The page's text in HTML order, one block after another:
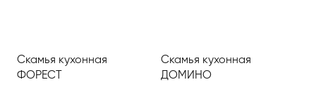
Скамья кухонная
ФОРЕСТ
Скамья кухонная
ДОМИНО